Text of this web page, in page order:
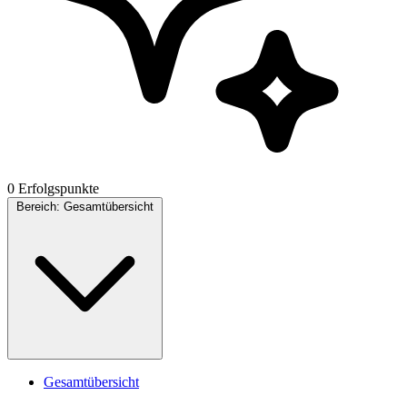
0 Erfolgspunkte
Bereich: Gesamtübersicht
Gesamtübersicht